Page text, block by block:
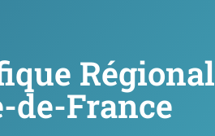
Régional
de-France